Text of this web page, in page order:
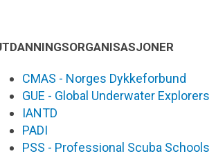
CMAS - Norges Dykkeforbund
GUE - Global Underwater Explorers
IANTD
PADI
PSS - Professional Scuba Schools